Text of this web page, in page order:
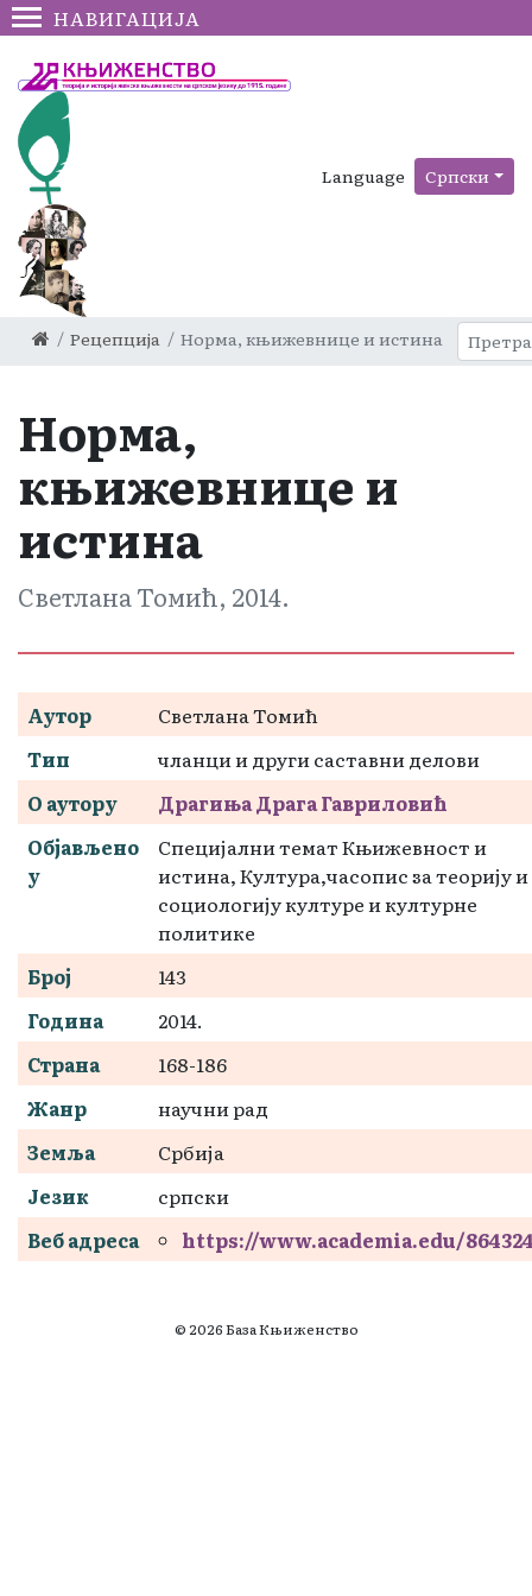
НАВИГАЦИЈА
Language Српски
Рецепција Норма, књижевнице и истина
Норма,
књижевнице и
истина
Светлана Томић, 2014.
Аутор
Светлана Томић
Тип
чланци и други саставни делови
О аутору
Драгиња Драга Гавриловић
Објављено
у
Специјални темат Књижевност и
истина, Култура,часопис за теорију и
социологију културе и културне
политике
Број
143
Година
2014.
Страна
168-186
Жанр
научни рад
Земља
Србија
Језик
српски
Веб адреса
https://www.academia.edu/
© 2026 База Књиженство